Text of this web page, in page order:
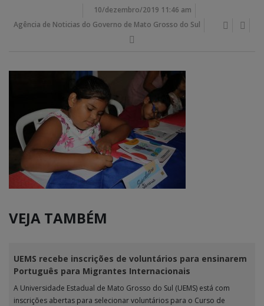
10/dezembro/2019 11:46 am
Agência de Noticias do Governo de Mato Grosso do Sul
VEJA TAMBÉM
UEMS recebe inscrições de voluntários para ensinarem
Português para Migrantes Internacionais
A Universidade Estadual de Mato Grosso do Sul (UEMS) está com
inscrições abertas para selecionar voluntários para o Curso de